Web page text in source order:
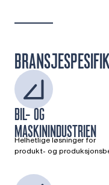
BIL- OG
MASKININDUSTRIEN
Helhetlige løsninger for
produkt- og